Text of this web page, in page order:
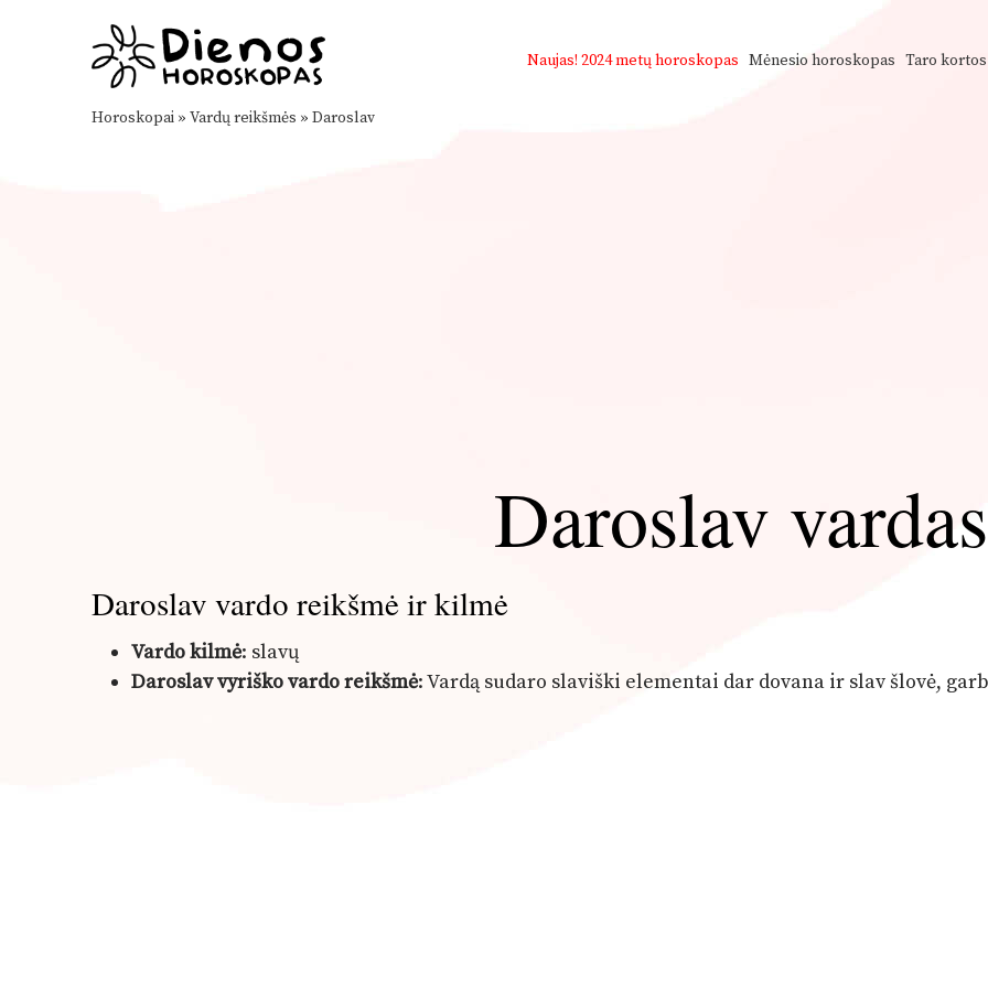
Naujas! 2024 metų horoskopas Mėnesio horoskopas Taro kortos
Horoskopai » Vardų reikšmės » Daroslav
Daroslav vardas
Daroslav vardo reikšmė ir kilmė
Vardo kilmė: slavų
Daroslav vyriško vardo reikšmė: Vardą sudaro slaviški elementai dar dovana ir slav šlovė,